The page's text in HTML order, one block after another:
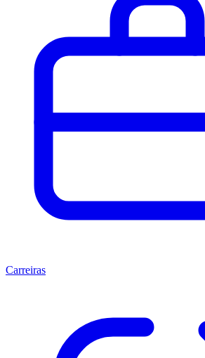
Carreiras